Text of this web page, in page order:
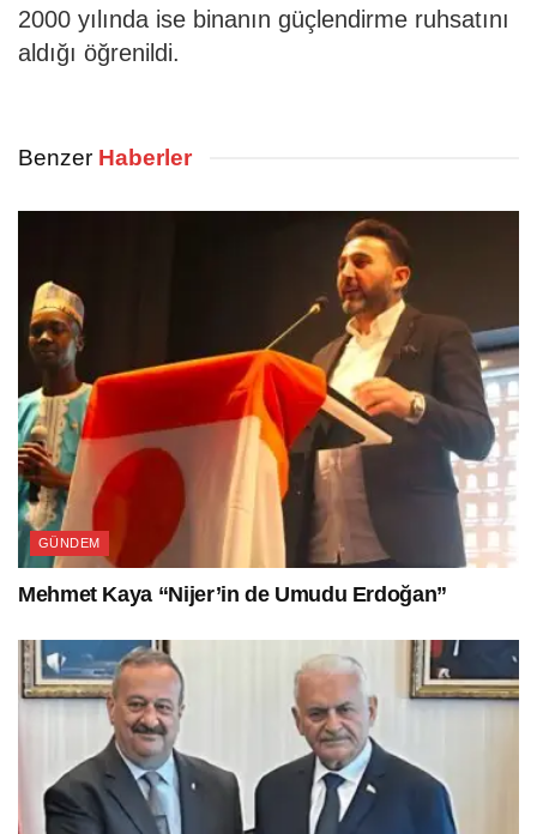
2000 yılında ise binanın güçlendirme ruhsatını
aldığı öğrenildi.
Benzer Haberler
GÜNDEM
Mehmet Kaya “Nijer’in de Umudu Erdoğan”